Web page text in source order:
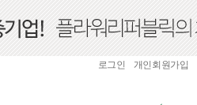
로그인 개인회원가입